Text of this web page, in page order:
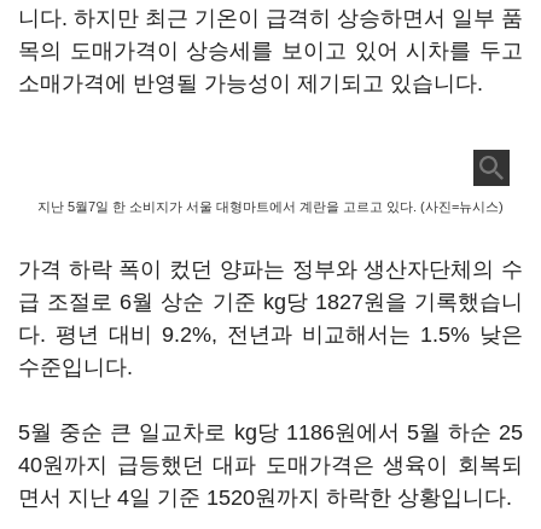
니다. 하지만 최근 기온이 급격히 상승하면서 일부 품
목의 도매가격이 상승세를 보이고 있어 시차를 두고
소매가격에 반영될 가능성이 제기되고 있습니다.
지난 5월7일 한 소비지가 서울 대형마트에서 계란을 고르고 있다. (사진=뉴시스)
가격 하락 폭이 컸던 양파는 정부와 생산자단체의 수
급 조절로 6월 상순 기준 kg당 1827원을 기록했습니
다. 평년 대비 9.2%, 전년과 비교해서는 1.5% 낮은
수준입니다.
5월 중순 큰 일교차로 kg당 1186원에서 5월 하순 25
40원까지 급등했던 대파 도매가격은 생육이 회복되
면서 지난 4일 기준 1520원까지 하락한 상황입니다.